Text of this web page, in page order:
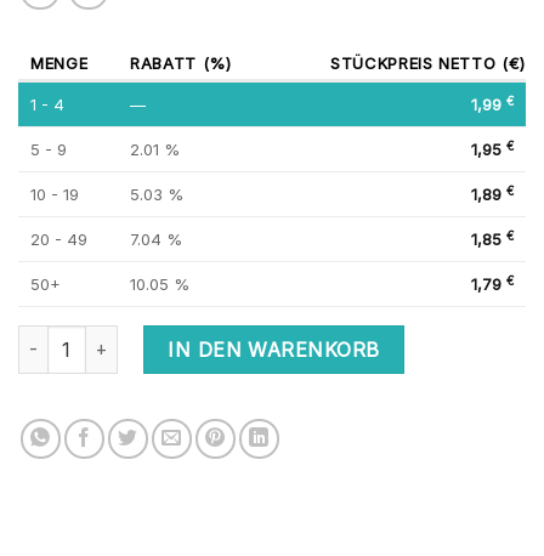
MENGE RABATT (%) STÜCKPREIS NETTO (€)
1 - 4 — 1,99 €
5 - 9 2.01 % 1,95 €
10 - 19 5.03 % 1,89 €
20 - 49 7.04 % 1,85 €
50+ 10.05 % 1,79 €
Einwegschutz – Overall – Kategorie 3 Typ 5 & 6 von Carine
IN DEN WARENKORB